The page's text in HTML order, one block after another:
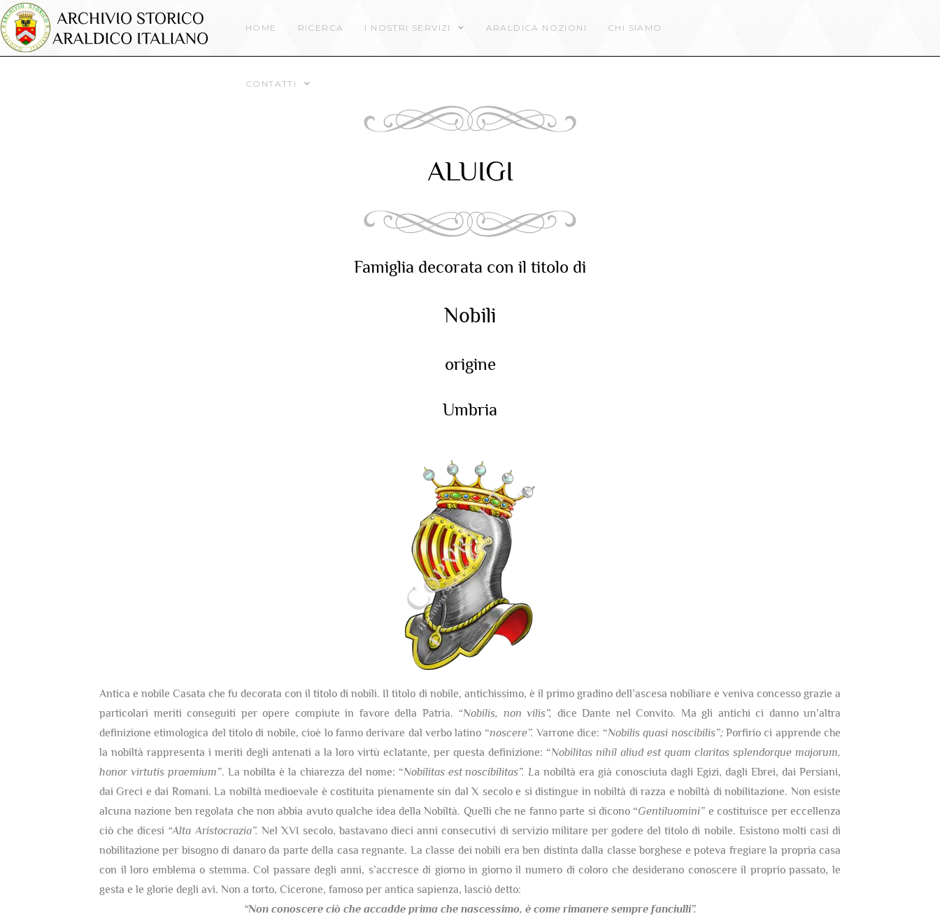
HOME RICERCA I NOSTRI SERVIZI ARALDICA NOZIONI CHI SIAMO
CONTATTI
ALUIGI
Famiglia decorata con il titolo di
Nobili
origine
Umbria
Antica e nobile Casata che fu decorata con il titolo di nobili. Il titolo di nobile, antichissimo, è il primo gradino dell’ascesa nobiliare e veniva concesso grazie a
particolari meriti conseguiti per opere compiute in favore della Patria. “Nobilis, non vilis”, dice Dante nel Convito. Ma gli antichi ci danno un’altra
definizione etimologica del titolo di nobile, cioè lo fanno derivare dal verbo latino “noscere”.Varrone dice: “Nobilis quasi noscibilis”; Porfirio ci apprende che
la nobiltà rappresenta i meriti degli antenati a la loro virtù eclatante, per questa definizione: “Nobilitas nihil aliud est quam claritas splendorque majorum,
honor virtutis praemium”. La nobilta è la chiarezza del nome: “Nobilitas est noscibilitas”. La nobiltà era già conosciuta dagli Egizi, dagli Ebrei, dai Persiani,
dai Greci e dai Romani. La nobiltà medioevale è costituita pienamente sin dal X secolo e si distingue in nobiltà di razza e nobiltà di nobilitazione. Non esiste
alcuna nazione ben regolata che non abbia avuto qualche idea della Nobiltà. Quelli che ne fanno parte si dicono “Gentiluomini” e costituisce per eccellenza
ciò che dicesi “Alta Aristocrazia”. Nel XVI secolo, bastavano dieci anni consecutivi di servizio militare per godere del titolo di nobile. Esistono molti casi di
nobilitazione per bisogno di danaro da parte della casa regnante. La classe dei nobili era ben distinta dalla classe borghese e poteva fregiare la propria casa
con il loro emblema o stemma. Col passare degli anni, s’accresce di giorno in giorno il numero di coloro che desiderano conoscere il proprio passato, le
gesta e le glorie degli avi. Non a torto, Cicerone, famoso per antica sapienza, lasciò detto:
“Non conoscere ciò che accadde prima che nascessimo, è come rimanere sempre fanciulli”.